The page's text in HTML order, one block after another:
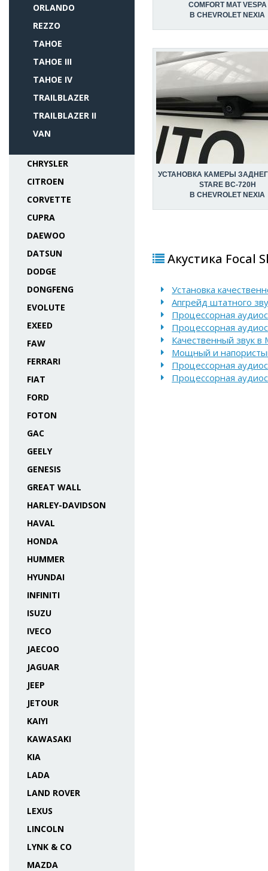
ORLANDO
REZZO
TAHOE
TAHOE III
TAHOE IV
TRAILBLAZER
TRAILBLAZER II
VAN
CHRYSLER
CITROEN
CORVETTE
CUPRA
DAEWOO
DATSUN
DODGE
DONGFENG
EVOLUTE
EXEED
FAW
FERRARI
FIAT
FORD
FOTON
GAC
GEELY
GENESIS
GREAT WALL
HARLEY-DAVIDSON
HAVAL
HONDA
HUMMER
HYUNDAI
INFINITI
ISUZU
IVECO
JAECOO
JAGUAR
JEEP
JETOUR
KAIYI
KAWASAKI
KIA
LADA
LAND ROVER
LEXUS
LINCOLN
LYNK & CO
MAZDA
COMFORT MAT VESPA
В CHEVROLET NEXIA
УСТАНОВКА КАМЕРЫ
STARE BC-720H
В CHEVROLET NEXIA
Акустика Focal
Установка
Апгрейд штатного
Процессорная
Процессорная
Качественный звук в
Мощный и
Процессорная
Процессорная